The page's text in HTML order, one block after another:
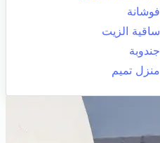
فوشانة
ساقية الزيت
جندوبة
منزل تميم